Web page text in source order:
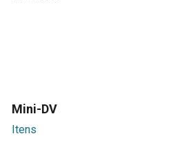
Mini-DV
Itens